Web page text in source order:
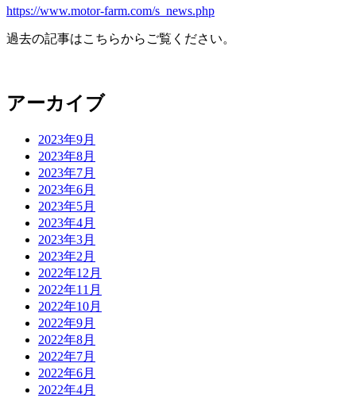
https://www.motor-farm.com/s_news.php
過去の記事はこちらからご覧ください。
アーカイブ
2023年9月
2023年8月
2023年7月
2023年6月
2023年5月
2023年4月
2023年3月
2023年2月
2022年12月
2022年11月
2022年10月
2022年9月
2022年8月
2022年7月
2022年6月
2022年4月